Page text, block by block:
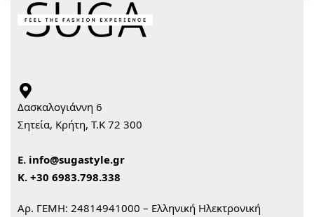
Δασκαλογιάννη 6
Σητεία, Κρήτη, Τ.Κ 72 300
Ε. info@sugastyle.gr
Κ. +30 6983.798.338
Αρ. ΓΕΜΗ: 24814941000 – Ελληνική Ηλεκτρονική